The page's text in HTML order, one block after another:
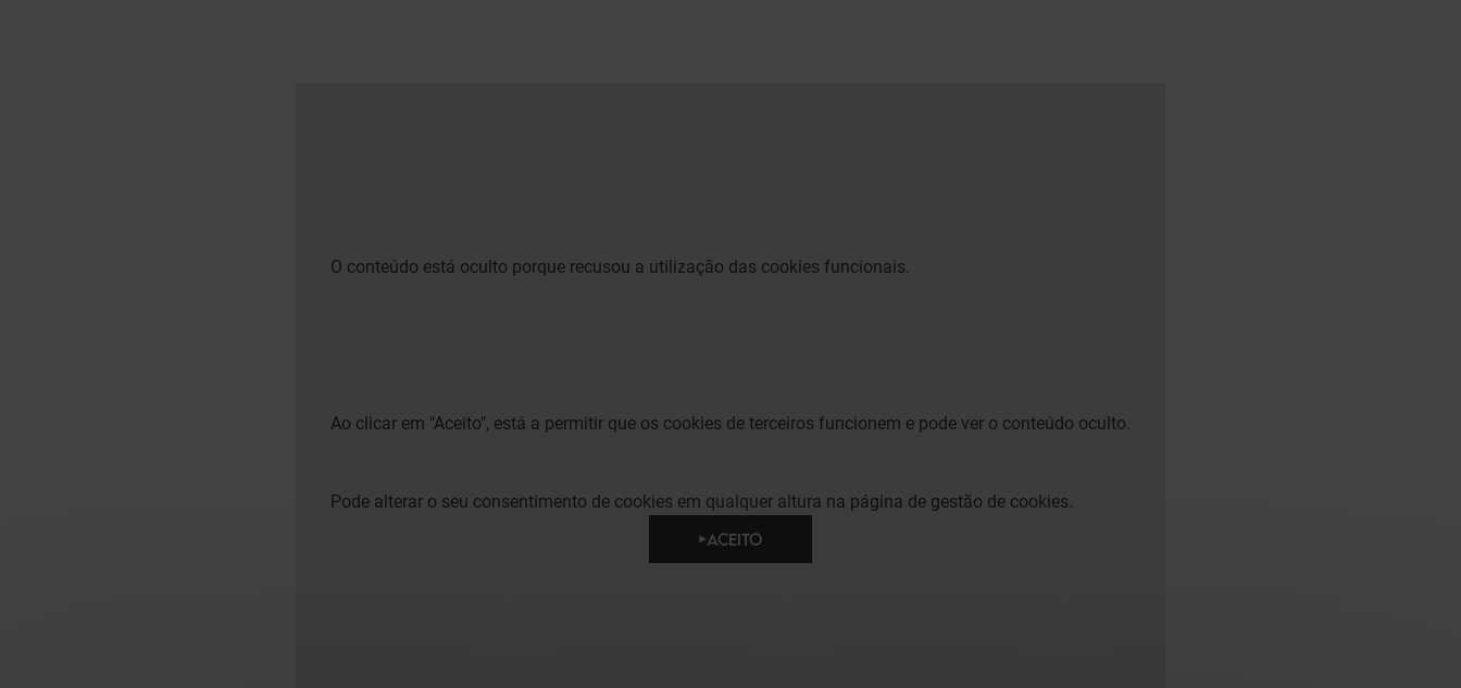
O conteúdo está oculto porque recusou a utilização das cookies funcionais.
Ao clicar em "Aceito", está a permitir que os cookies de terceiros funcionem e pode ver o conteúdo oculto.
Pode alterar o seu consentimento de cookies em qualquer altura na página de gestão de cookies.
ACEITO